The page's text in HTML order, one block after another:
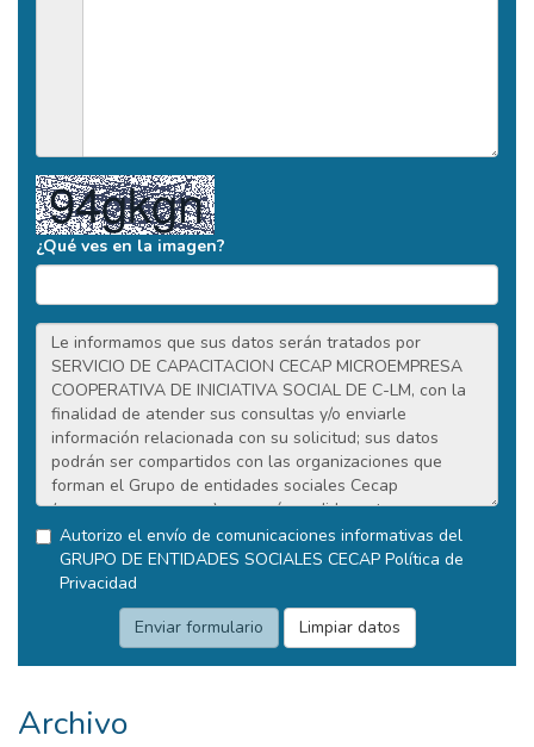
¿Qué ves en la imagen?
Autorizo el envío de comunicaciones informativas del
GRUPO DE ENTIDADES SOCIALES CECAP Política de
Privacidad
Archivo